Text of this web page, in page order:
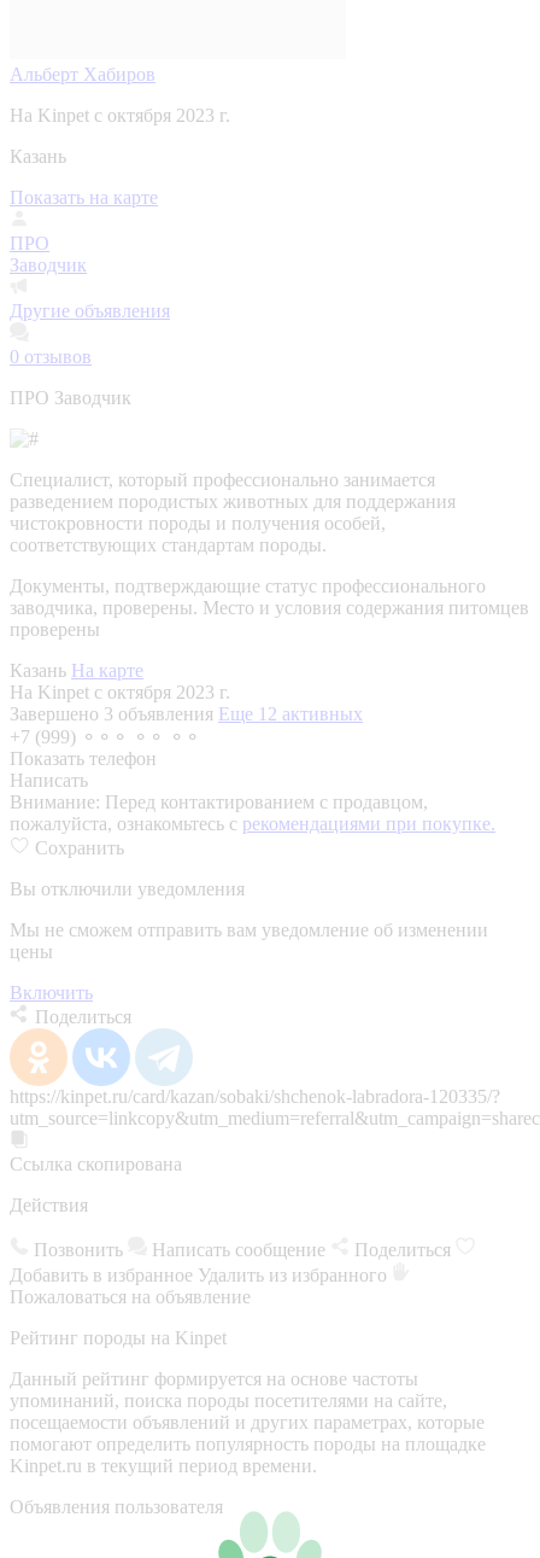
Альберт Хабиров
На Kinpet c октября 2023 г.
Казань
Показать на карте
ПРО
Заводчик
Другие объявления
0 отзывов
ПРО Заводчик
Специалист, который профессионально занимается
разведением породистых животных для поддержания
чистокровности породы и получения особей,
соответствующих стандартам породы.
Документы, подтверждающие статус профессионального
заводчика, проверены. Место и условия содержания питомцев
проверены
Казань На карте
На Kinpet c октября 2023 г.
Завершено 3 объявления Еще 12 активных
+7 (999) ⚬⚬⚬ ⚬⚬ ⚬⚬
Показать телефон
Написать
Внимание: Перед контактированием с продавцом,
пожалуйста, ознакомьтесь с рекомендациями при покупке.
Сохранить
Вы отключили уведомления
Мы не сможем отправить вам уведомление об изменении
цены
Включить
Поделиться
https://kinpet.ru/card/kazan/sobaki/shchenok-labradora-120335/?
Ссылка скопирована
Действия
Позвонить Написать сообщение
Поделиться
Добавить в избранное Удалить из избранного
Пожаловаться на объявление
Рейтинг породы на Kinpet
Данный рейтинг формируется на основе частоты
упоминаний, поиска породы посетителями на сайте,
посещаемости объявлений и других параметрах, которые
помогают определить популярность породы на площадке
Kinpet.ru в текущий период времени.
Объявления пользователя